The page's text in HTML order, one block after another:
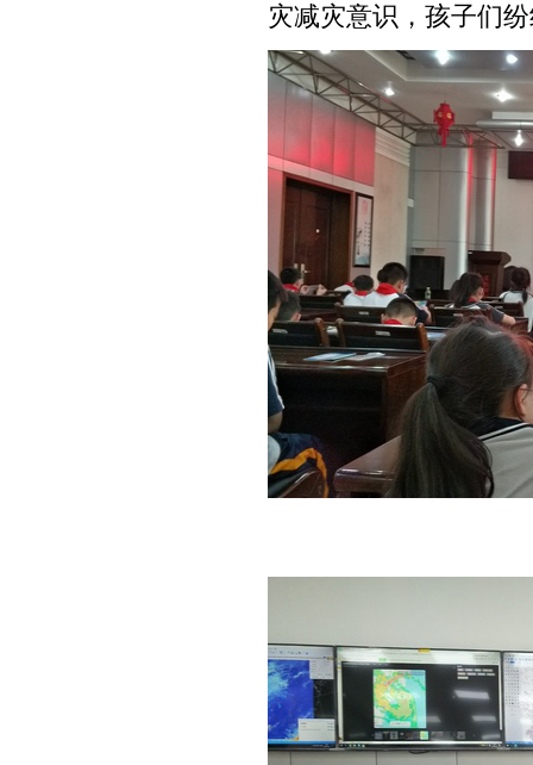
灾减灾意识，孩子们